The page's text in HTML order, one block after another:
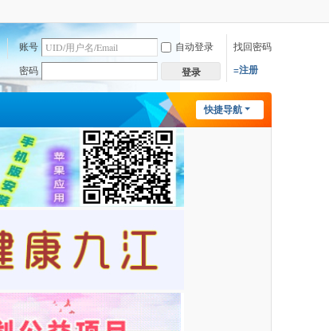
账号 自动登录
找回密码
密码
登录 =注册
快捷导航